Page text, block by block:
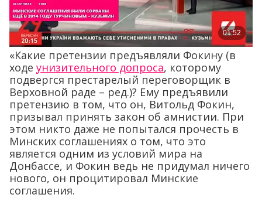
«Какие претензии предъявляли Фокину (в
ходе унизительного допроса, которому
подвергся престарелый переговорщик в
Верховной раде – ред.)? Ему предъявили
претензию в том, что он, Витольд Фокин,
призывал принять закон об амнистии. При
этом никто даже не попытался прочесть в
Минских соглашениях о том, что это
является одним из условий мира на
Донбассе, и Фокин ведь не придумал ничего
нового, он процитировал Минские
соглашения.